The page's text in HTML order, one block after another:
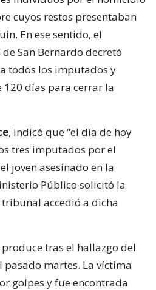
cuyos restos presentaban
En ese sentido, el
San Bernardo decretó
todos los imputados y
días para cerrar la
, indicó que “el día de hoy
tres imputados por el
joven asesinado en la
Público solicitó la
accedió a dicha
tras el hallazgo del
martes. La víctima
golpes y fue encontrada